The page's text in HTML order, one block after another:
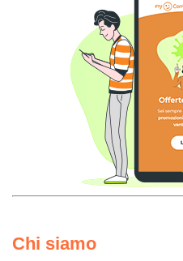
Chi siamo